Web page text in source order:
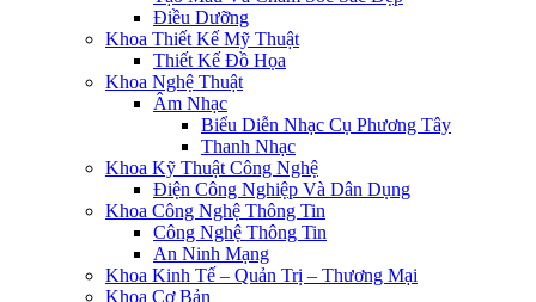
Điều Dưỡng
Khoa Thiết Kế Mỹ Thuật
Thiết Kế Đồ Họa
Khoa Nghệ Thuật
Âm Nhạc
Biểu Diễn Nhạc Cụ Phương Tây
Thanh Nhạc
Khoa Kỹ Thuật Công Nghệ
Điện Công Nghiệp Và Dân Dụng
Khoa Công Nghệ Thông Tin
Công Nghệ Thông Tin
An Ninh Mạng
Khoa Kinh Tế – Quản Trị – Thương Mại
Khoa Cơ Bản